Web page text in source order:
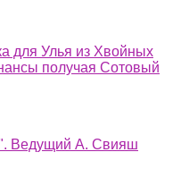
для Улья из Хвойных
получая Сотовый
Ведущий А. Свияш